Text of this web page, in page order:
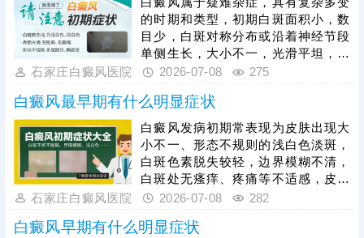
面影响小。
的时期和类型，初期白斑面积小，数
目少，白斑对称分布或沿着神经节段
单侧生长，大小不一，光滑平坦，边
界清晰或模糊。如果有类似症状的白
+三维皮肤ct，诊断出结果快，查得详
细、全面、准确。确诊后遵医嘱进行
个性化治疗，一人一方，规范祛白，
疗效更有保障。
石家庄白癜风医院 2026-07-08 275
白癜风最早期有什么明显症状
白癜风发病初期常表现为皮肤出现大
小不一、形态不规则的浅白色淡斑，
白斑色素脱失较轻，边界模糊不清，
白斑处无瘙痒、疼痛等不适感，皮肤
表面光滑，无脱屑、萎缩等异常，白
癜风具有极强的扩散性，初期白斑面
积小、数量少，若未及时干预，短期
石家庄白癜风医院 2026-07-08 282
白癜风早期有什么明显症状